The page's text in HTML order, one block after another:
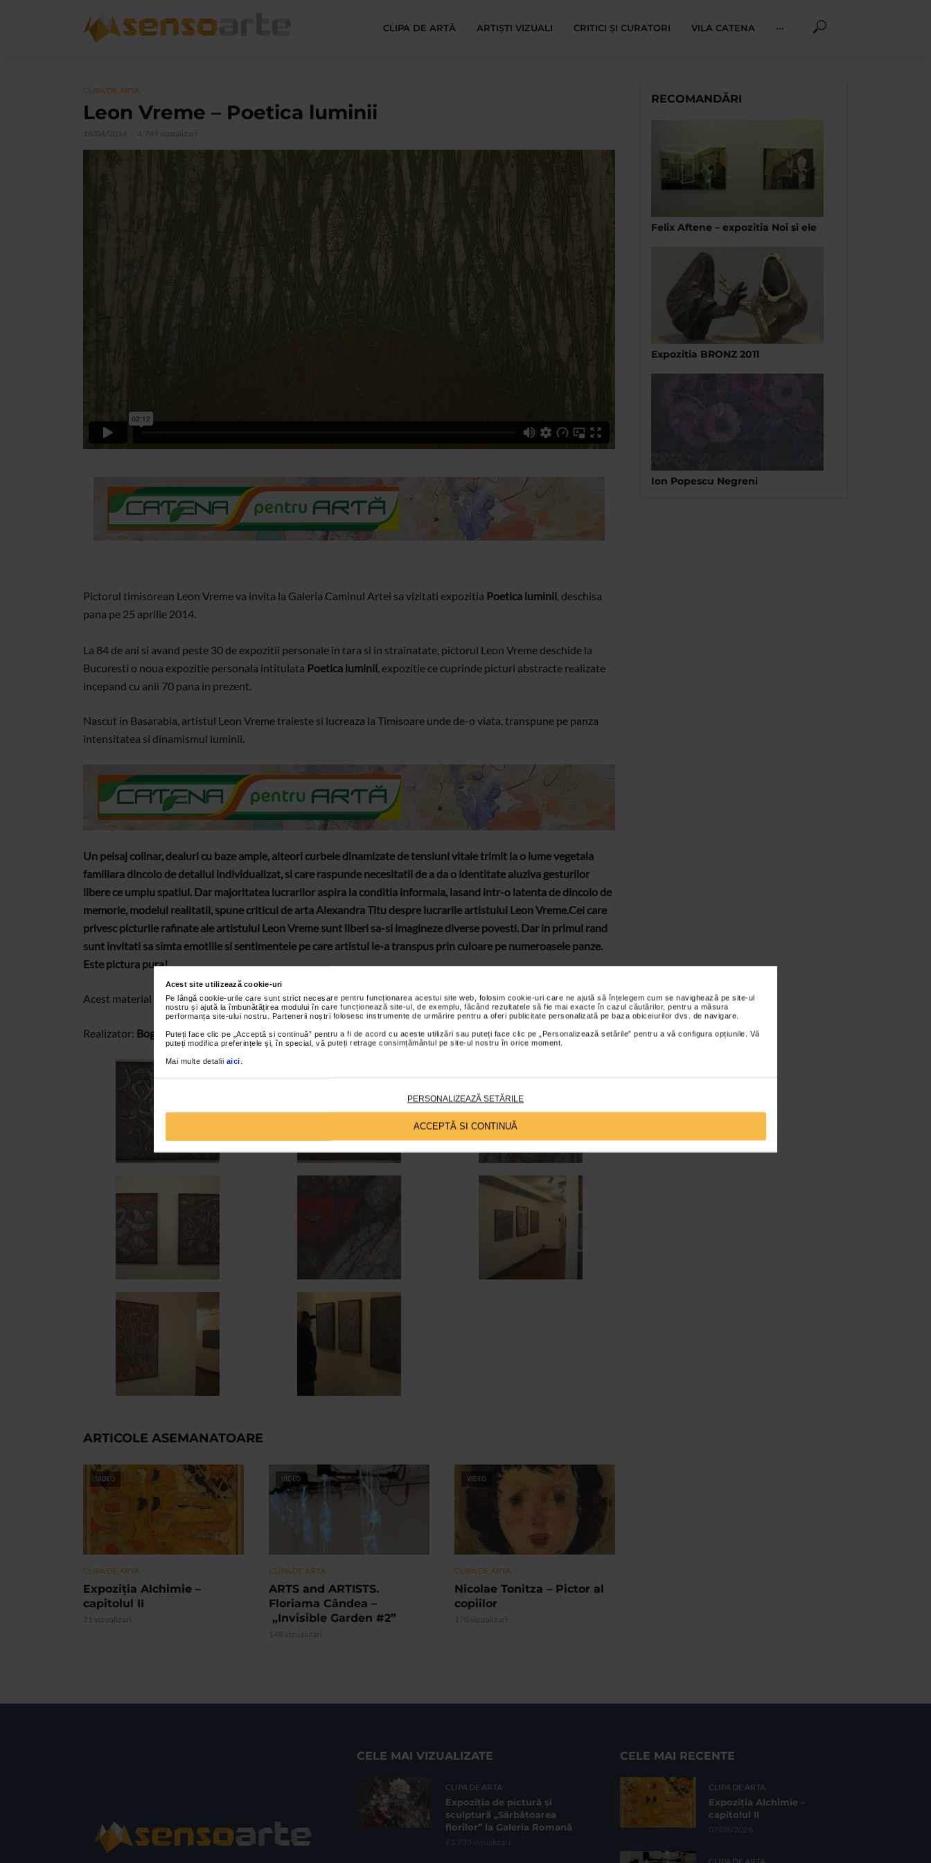
Acest site utilizează cookie-uri
Pe lângă cookie-urile care sunt strict necesare pentru funcționarea acestui site web, folosim cookie-uri care ne ajută să înțelegem cum se navighează pe site-ul
nostru și ajută la îmbunătățirea modului în care funcționează site-ul, de exemplu, făcând rezultatele să fie mai exacte în cazul căutărilor, pentru a măsura
performanța site-ului nostru. Partenerii noștri folosesc instrumente de urmărire pentru a oferi publicitate personalizată pe baza obiceiurilor dvs. de navigare.
Puteți face clic pe „Acceptă si continuă” pentru a fi de acord cu aceste utilizări sau puteți face clic pe „Personalizează setările” pentru a vă configura opțiunile. Vă
puteți modifica preferințele și, în special, vă puteți retrage consimțământul pe site-ul nostru în orice moment.
Mai multe detalii aici
PERSONALIZEAZĂ SETĂRILE
ACCEPTĂ SI CONTINUĂ
CLIPA DE ARTĂ ARTIȘTI VIZUALI CRITICI ȘI CURATORI VILA CATENA ···
CLIPA DE ARTA
Leon Vreme – Poetica luminii
18/04/2014 4.789 vizualizari
Pictorul timisorean Leon Vreme va invita la Galeria Caminul Artei sa vizitati expozitia Poetica luminii , deschisa
pana pe 25 aprilie 2014.
La 84 de ani si avand peste 30 de expozitii personale in tara si in strainatate, pictorul Leon Vreme deschide la
Bucuresti o noua expozitie personala intitulata Poetica luminii , expozitie ce cuprinde picturi abstracte realizate
incepand cu anii 70 pana in prezent.
Nascut in Basarabia, artistul Leon Vreme traieste si lucreaza la Timisoare unde de-o viata, transpune pe panza
intensitatea si dinamismul luminii.
Un peisaj colinar, dealuri cu baze ample, alteori curbele dinamizate de tensiuni vitale trimit la o lume vegetala
familiara dincolo de detaliul individualizat, si care raspunde necesitatii de a da o identitate aluziva gesturilor
libere ce umplu spatiul. Dar majoritatea lucrarilor aspira la conditia informala, lasand intr-o latenta de dincolo de
memorie, modelul realitatii, spune criticul de arta Alexandra Titu despre lucrarile artistului Leon Vreme.Cei care
privesc picturile rafinate ale artistului Leon Vreme sunt liberi sa-si imagineze diverse povesti. Dar in primul rand
sunt invitati sa simta emotiile si sentimentele pe care artistul le-a transpus prin culoare pe numeroasele panze.
Este pictura pura!
Acest material va este oferit de programul Catena pentru arta.
Realizator: Bogdana Contras
ARTICOLE ASEMANATOARE
VIDEO
CLIPA DE ARTA
Expoziția Alchimie –
capitolul II
21 vizualizari
VIDEO
CLIPA DE ARTA
ARTS and ARTISTS.
Floriama Cândea –
„Invisible Garden #2”
148 vizualizari
VIDEO
CLIPA DE ARTA
Nicolae Tonitza – Pictor al
copiilor
170 vizualizari
RECOMANDĂRI
Felix Aftene – expozitia Noi si ele
Expozitia BRONZ 2011
Ion Popescu Negreni
CELE MAI VIZUALIZATE
CLIPA DE ARTA
Expoziția de pictură și
sculptură „Sărbătoarea
florilor” la Galeria Romană
62.735 vizualizari
CELE MAI RECENTE
CLIPA DE ARTA
Expoziția Alchimie –
capitolul II
07/08/2026